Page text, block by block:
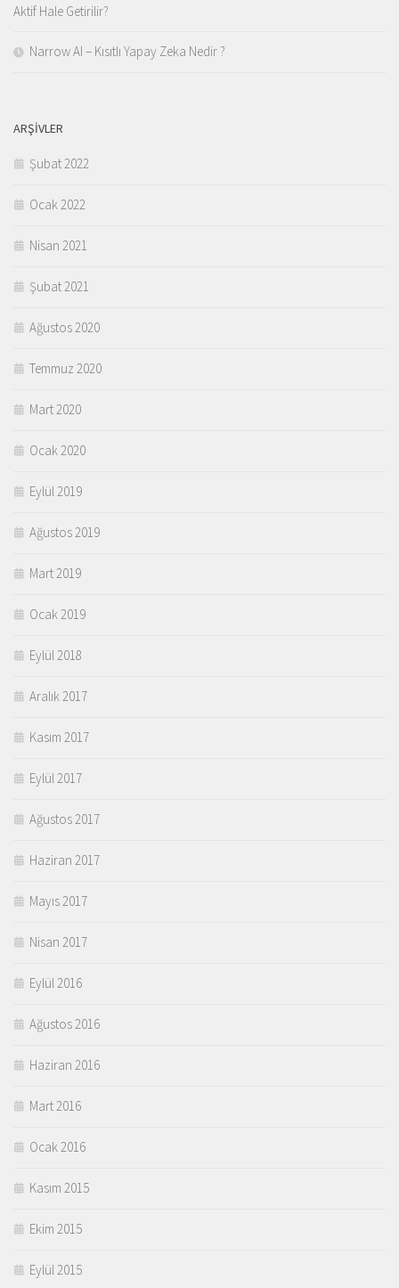
Aktif Hale Getirilir?
Narrow AI – Kısıtlı Yapay Zeka Nedir ?
ARŞIVLER
Şubat 2022
Ocak 2022
Nisan 2021
Şubat 2021
Ağustos 2020
Temmuz 2020
Mart 2020
Ocak 2020
Eylül 2019
Ağustos 2019
Mart 2019
Ocak 2019
Eylül 2018
Aralık 2017
Kasım 2017
Eylül 2017
Ağustos 2017
Haziran 2017
Mayıs 2017
Nisan 2017
Eylül 2016
Ağustos 2016
Haziran 2016
Mart 2016
Ocak 2016
Kasım 2015
Ekim 2015
Eylül 2015